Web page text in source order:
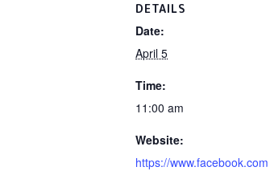
DETAILS
Date:
April 5
Time:
11:00 am
Website:
https://www.facebook.com